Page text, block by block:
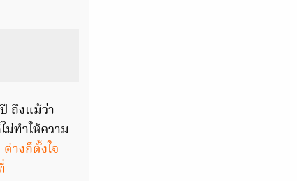
ถึงแม้ว่า
ทำให้ความ
างก็ตั้งใจ